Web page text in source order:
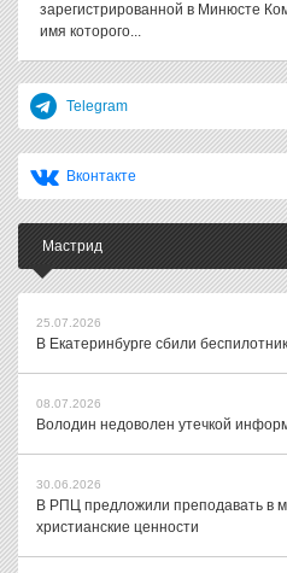
зарегистрированной в Минюсте
имя которого...
Telegram
Вконтакте
Мастрид
25.07.2026
В Екатеринбурге сбили беспилотник
08.07.2026
Володин недоволен утечкой
30.06.2026
В РПЦ предложили преподавать в
христианские ценности